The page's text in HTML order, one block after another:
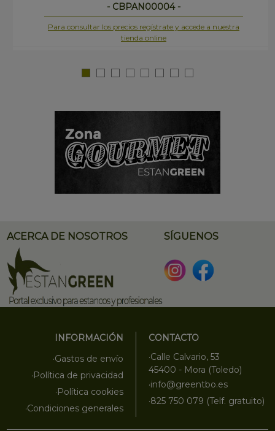
- CBPAN00004 -
Para consultar los precios regístrate y accede a nuestra
tienda online
ACERCA DE NOSOTROS SÍGUENOS
INFORMACIÓN
·Gastos de envío
·Política de privacidad
·Política cookies
·Condiciones generales
CONTACTO
·Calle Calvario, 53
45400 - Mora (Toledo)
·info@greentbo.es
·825 750 079 (Telf. gratuito)